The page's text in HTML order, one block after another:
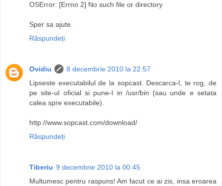
OSError: [Errno 2] No such file or directory
Sper sa ajute.
Răspundeți
Ovidiu
8 decembrie 2010 la 22:57
Lipseste executabilul de la sopcast. Descarca-l, te rog, de
pe site-ul oficial si pune-l in /usr/bin (sau unde e setata
calea spre executabile).
http://www.sopcast.com/download/
Răspundeți
Tiberiu 9 decembrie 2010 la 00:45
Multumesc pentru raspuns! Am facut ce ai zis, insa eroarea